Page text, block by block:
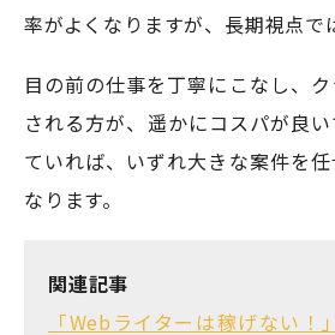
率がよくなりますが、長期視点で
目の前の仕事を丁寧にこなし、
される方が、遥かにコスパが良
ていれば、いずれ大きな案件を
なります。
関連記事
「Webライターは稼げない！